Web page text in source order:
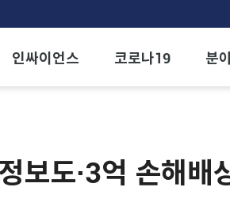
인싸이언스 코로나19 분
보도·3억 손해배